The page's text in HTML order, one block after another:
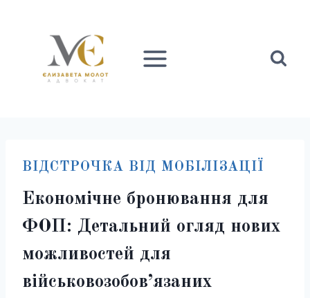
ВІДСТРОЧКА ВІД МОБІЛІЗАЦІЇ
Економічне бронювання для
ФОП: Детальний огляд нових
можливостей для
військовозобов’язаних